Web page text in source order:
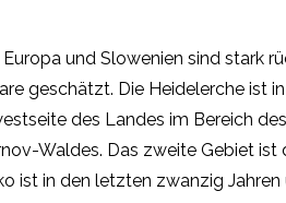
und Slowenien sind stark
geschätzt. Die Heidelerche ist in
des Landes im Bereich
Waldes. Das zweite Gebiet ist
ist in den letzten zwanzig Jahren